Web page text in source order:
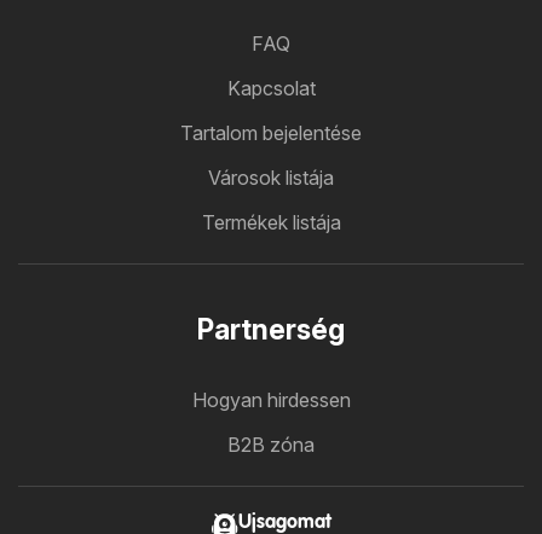
FAQ
Kapcsolat
Tartalom bejelentése
Városok listája
Termékek listája
Partnerség
Hogyan hirdessen
B2B zóna
Ujsagomat